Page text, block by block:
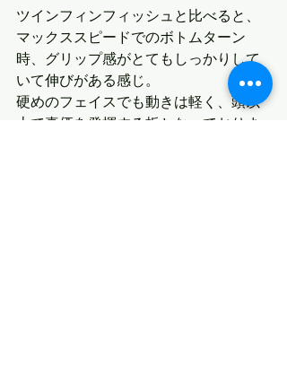
ツインフィンフィッシュと比べると、
マックススピードでのボトムターン
時、グリップ感がとてもしっかりして
いて伸びがある感じ。
硬めのフェイスでも動きは軽く、頭以
上で真価を発揮する板となっておりま